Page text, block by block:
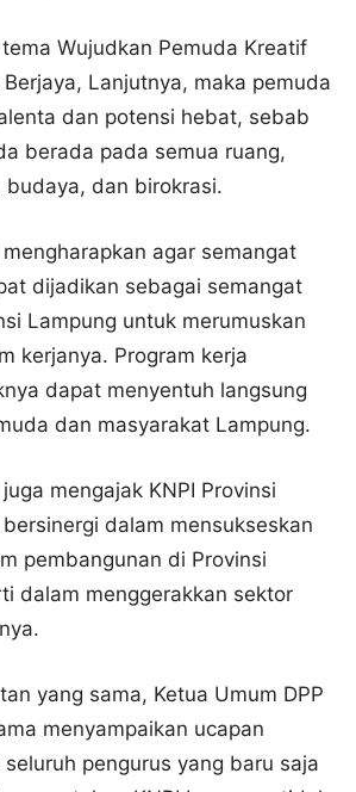
Wujudkan Pemuda Kreatif
Lanjutnya, maka pemuda
dan potensi hebat, sebab
berada pada semua ruang,
budaya, dan birokrasi.
agar semangat
dijadikan sebagai semangat
Lampung untuk merumuskan
kerjanya. Program kerja
dapat menyentuh langsung
dan masyarakat Lampung.
mengajak KNPI Provinsi
dalam mensukseskan
pembangunan di Provinsi
dalam menggerakkan sektor
yang sama, Ketua Umum DPP
menyampaikan ucapan
pengurus yang baru saja